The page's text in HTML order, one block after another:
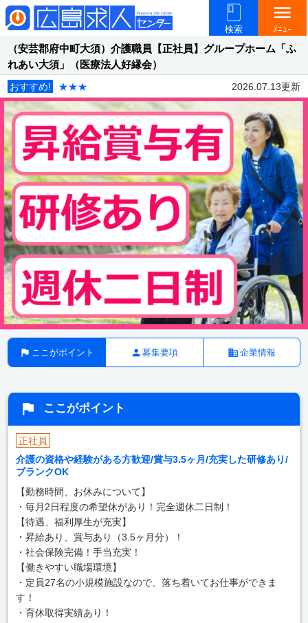
検索
menu
ﾒﾆｭｰ
（安芸郡府中町大須）介護職員【正社員】グループホーム「ふ
れあい大須」（医療法人好縁会）
おすすめ! ★★★ 2026.07.13更新
ここがポイント 募集要項 企業情報
ここがポイント
正社員
介護の資格や経験がある方歓迎/賞与3.5ヶ月/充実した研修あり/
ブランクOK
【勤務時間、お休みについて】
・毎月2日程度の希望休があり！完全週休二日制！
【待遇、福利厚生が充実】
・昇給あり、賞与あり（3.5ヶ月分）！
・社会保険完備！手当充実！
【働きやすい職場環境】
・定員27名の小規模施設なので、落ち着いてお仕事ができま
す！
・育休取得実績あり！